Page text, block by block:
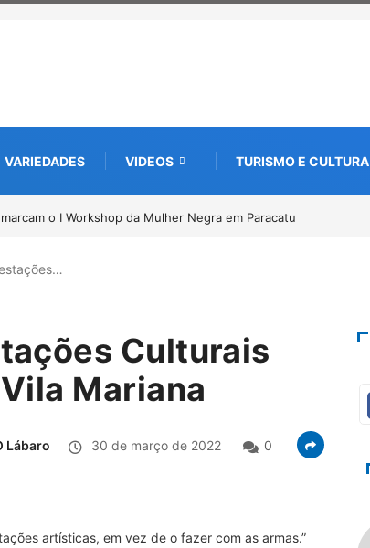
VARIEDADES VIDEOS TURISMO E CULTURA
de documentos para solicitação do benefício do PSA
Culturais
Mariana
Lábaro 30 de março de 2022 0
artísticas, em vez de o fazer com as armas.”